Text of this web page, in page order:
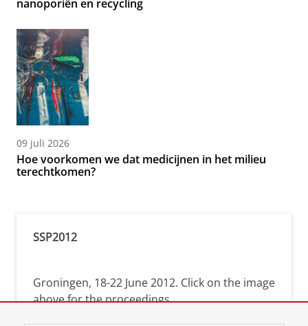
nanoporiën en recycling
09 juli 2026
Hoe voorkomen we dat medicijnen in het milieu
terechtkomen?
SSP2012
Groningen, 18-22 June 2012. Click on the image
above for the proceedings.